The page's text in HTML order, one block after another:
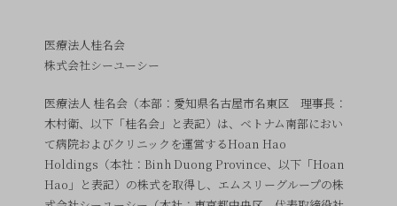
医療法人桂名会
株式会社シーユーシー
医療法人 桂名会（本部：愛知県名古屋市名東区 理事長：
木村衛、以下「桂名会」と表記）は、ベトナム南部におい
て病院およびクリニックを運営するHoan Hao
Holdings（本社：Binh Duong Province、以下「Hoan
Hao」と表記）の株式を取得し、エムスリーグループの株